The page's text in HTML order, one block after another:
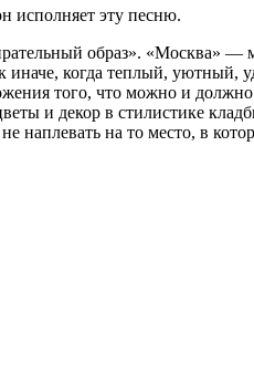
исполняет эту песню.
образ». «Москва»
когда теплый, уютный,
того, что можно и должно
и декор в стилистике
на то место, в